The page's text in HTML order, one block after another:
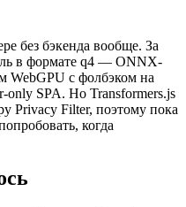
без бэкенда вообще. За
в формате q4 — ONNX-
WebGPU с фолбэком на
only SPA. Но Transformers.js
Privacy Filter, поэтому пока
когда